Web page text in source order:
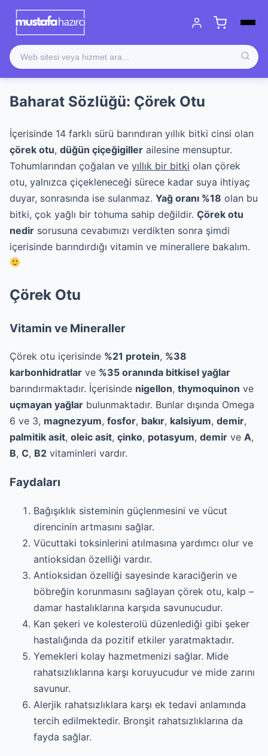
Baharat Sözlüğü: Çörek Otu
İçerisinde 14 farklı sürü barındıran yıllık bitki cinsi olan
çörek otu, düğün çiçeğigiller ailesine mensuptur.
Tohumlarından çoğalan ve yıllık bir bitki olan çörek
otu, yalnızca çiçekleneceği sürece kadar suya ihtiyaç
duyar, sonrasında ise sulanmaz. Yağ oranı %18 olan bu
bitki, çok yağlı bir tohuma sahip değildir. Çörek otu
nedir sorusuna cevabımızı verdikten sonra şimdi
içerisinde barındırdığı vitamin ve minerallere bakalım.
Çörek Otu
Vitamin ve Mineraller
Çörek otu içerisinde %21 protein, %38
karbonhidratlar ve %35 oranında bitkisel yağlar
barındırmaktadır. İçerisinde nigellon, thymoquinon ve
uçmayan yağlar bulunmaktadır. Bunlar dışında Omega
6 ve 3, magnezyum, fosfor, bakır, kalsiyum, demir,
palmitik asit, oleic asit, çinko, potasyum, demir ve A,
B, C, B2 vitaminleri vardır.
Faydaları
Bağışıklık sisteminin güçlenmesini ve vücut
direncinin artmasını sağlar.
Vücuttaki toksinlerini atılmasına yardımcı olur ve
antioksidan özelliği vardır.
Antioksidan özelliği sayesinde karaciğerin ve
böbreğin korunmasını sağlayan çörek otu, kalp –
damar hastalıklarına karşıda savunucudur.
Kan şekeri ve kolesterolü düzenlediği gibi şeker
hastalığında da pozitif etkiler yaratmaktadır.
Yemekleri kolay hazmetmenizi sağlar. Mide
rahatsızlıklarına karşı koruyucudur ve mide zarını
savunur.
Alerjik rahatsızlıklara karşı ek tedavi anlamında
tercih edilmektedir. Bronşit rahatsızlıklarına da
fayda sağlar.